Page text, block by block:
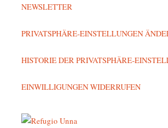
NEWSLETTER
PRIVATSPHÄRE-EINSTELLUNGEN
HISTORIE DER PRIVATSPHÄRE-
EINWILLIGUNGEN WIDERRUFEN